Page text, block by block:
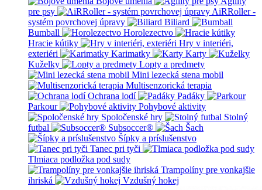
pre psy
AiRRoller -
systém povrchovej úpravy
Biliard
Bumball
Horolezectvo
Hracie kútiky
Hry v interiéri,
exteriéri
Karimatky
Karty
Kuželky
Lopty a predmety
Mini lezecká stena mobil
Multisenzorická terapia
Ochrana lodí
Padáky
Parkour
Pohybové aktivity
Spoločenské hry
Stolný
futbal
Subsoccer®
Šach
Šípky a príslušenstvo
Tanec pri tyči
Tlmiaca podložka pod sudy
Trampolíny pre vonkajšie
ihriská
Vzdušný hokej